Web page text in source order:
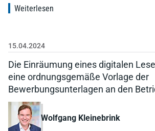
Weiterlesen
15.04.2024
Die Einräumung eines digitalen
eine ordnungsgemäße Vorlage der
Bewerbungsunterlagen an den
Wolfgang Kleinebrink